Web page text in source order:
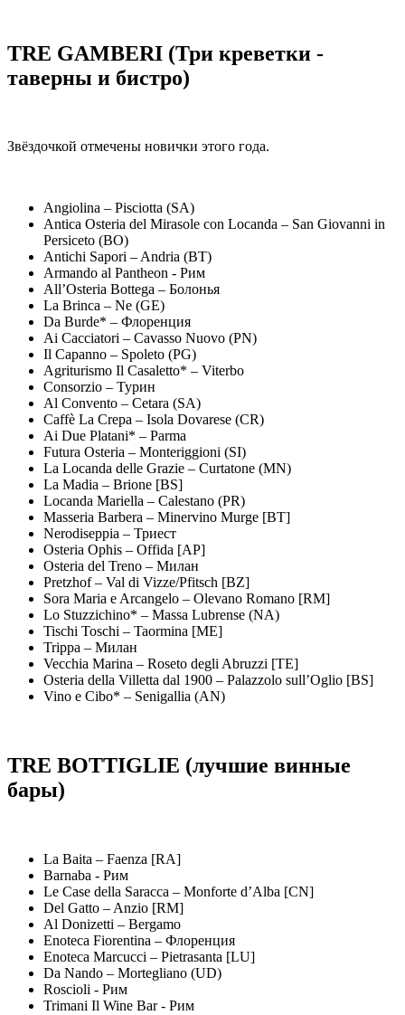
TRE GAMBERI (Три креветки -
таверны и бистро)
Звёздочкой отмечены новички этого года.
Angiolina – Pisciotta (SA)
Antica Osteria del Mirasole con Locanda – San Giovanni in
Persiceto (BO)
Antichi Sapori – Andria (BT)
Armando al Pantheon - Рим
All’Osteria Bottega – Болонья
La Brinca – Ne (GE)
Da Burde* – Флоренция
Ai Cacciatori – Cavasso Nuovo (PN)
Il Capanno – Spoleto (PG)
Agriturismo Il Casaletto* – Viterbo
Consorzio – Турин
Al Convento – Cetara (SA)
Caffè La Crepa – Isola Dovarese (CR)
Ai Due Platani* – Parma
Futura Osteria – Monteriggioni (SI)
La Locanda delle Grazie – Curtatone (MN)
La Madia – Brione [BS]
Locanda Mariella – Calestano (PR)
Masseria Barbera – Minervino Murge [BT]
Nerodiseppia – Триест
Osteria Ophis – Offida [AP]
Osteria del Treno – Милан
Pretzhof – Val di Vizze/Pfitsch [BZ]
Sora Maria e Arcangelo – Olevano Romano [RM]
Lo Stuzzichino* – Massa Lubrense (NA)
Tischi Toschi – Taormina [ME]
Trippa – Милан
Vecchia Marina – Roseto degli Abruzzi [TE]
Osteria della Villetta dal 1900 – Palazzolo sull’Oglio [BS]
Vino e Cibo* – Senigallia (AN)
TRE BOTTIGLIE (лучшие винные
бары)
La Baita – Faenza [RA]
Barnaba - Рим
Le Case della Saracca – Monforte d’Alba [CN]
Del Gatto – Anzio [RM]
Al Donizetti – Bergamo
Enoteca Fiorentina – Флоренция
Enoteca Marcucci – Pietrasanta [LU]
Da Nando – Mortegliano (UD)
Roscioli - Рим
Trimani Il Wine Bar - Рим